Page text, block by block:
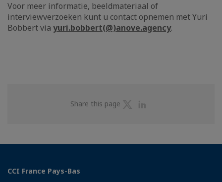
Voor meer informatie, beeldmateriaal of
interviewverzoeken kunt u contact opnemen met Yuri
Bobbert via yuri.bobbert(@)anove.agency.
Share this page
Share
CCI France Pays-Bas